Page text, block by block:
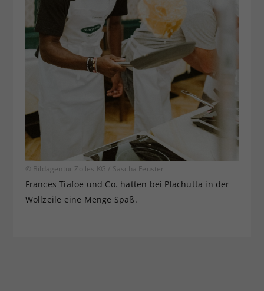
© Bildagentur Zolles KG / Sascha Feuster
Frances Tiafoe und Co. hatten bei Plachutta in der
Wollzeile eine Menge Spaß.